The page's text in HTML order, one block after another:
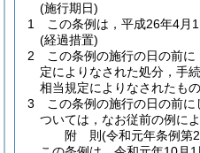
(施行期日)
1
この条例は，平成26年4月1
(経過措置)
2
この条例の施行の日の前
定によりなされた処分，手
相当規定によりなされたもの
3
この条例の施行の日の前
ついては，なお従前の例によ
附 則(令和元年条例第